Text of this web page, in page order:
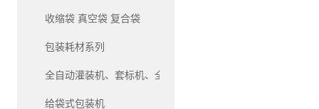
收缩袋 真空袋 复合袋
包装耗材系列
全自动灌装机、套标机、全自动生产线灌装机系列
给袋式包装机